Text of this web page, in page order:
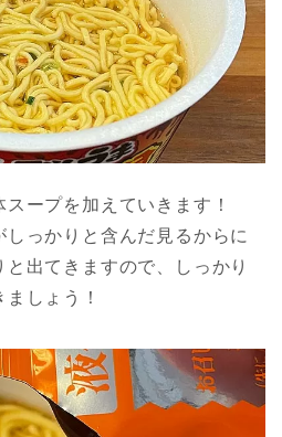
ープを加えていきます！
っかりと含んだ見るからに
出てきますので、しっかり
しょう！